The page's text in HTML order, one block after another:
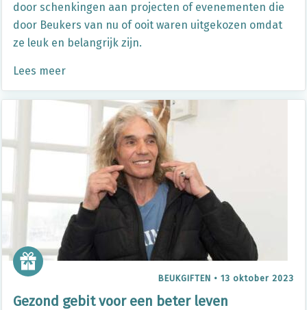
door schenkingen aan projecten of evenementen die
door Beukers van nu of ooit waren uitgekozen omdat
ze leuk en belangrijk zijn.
Lees meer
BEUKGIFTEN • 13 oktober 2023
Gezond gebit voor een beter leven